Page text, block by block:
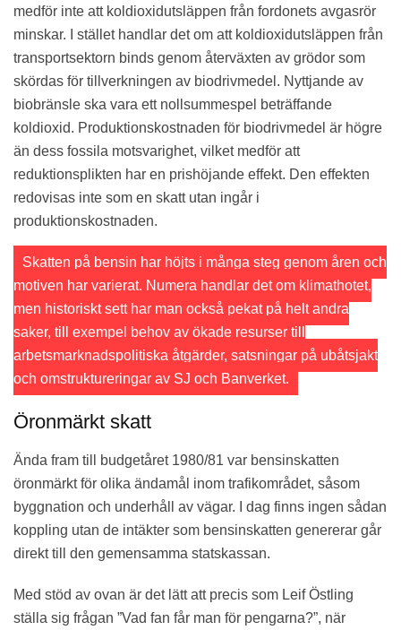
medför inte att koldioxidutsläppen från fordonets avgasrör
minskar. I stället handlar det om att koldioxidutsläppen från
transportsektorn binds genom återväxten av grödor som
skördas för tillverkningen av biodrivmedel. Nyttjande av
biobränsle ska vara ett nollsummespel beträffande
koldioxid. Produktionskostnaden för biodrivmedel är högre
än dess fossila motsvarighet, vilket medför att
reduktionsplikten har en prishöjande effekt. Den effekten
redovisas inte som en skatt utan ingår i
produktionskostnaden.
Skatten på bensin har höjts i många steg genom åren och
motiven har varierat. Numera handlar det om klimathotet,
men historiskt sett har man också pekat på helt andra
saker, till exempel behov av ökade resurser till
arbetsmarknadspolitiska åtgärder, satsningar på ubåtsjakt
och omstruktureringar av SJ och Banverket.
Öronmärkt skatt
Ända fram till budgetåret 1980/81 var bensinskatten
öronmärkt för olika ändamål inom trafikområdet, såsom
byggnation och underhåll av vägar. I dag finns ingen sådan
koppling utan de intäkter som bensinskatten genererar går
direkt till den gemensamma statskassan.
Med stöd av ovan är det lätt att precis som Leif Östling
ställa sig frågan ”Vad fan får man för pengarna?”, när